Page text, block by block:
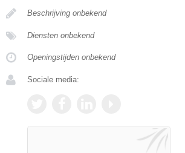
Beschrijving onbekend
Diensten onbekend
Openingstijden onbekend
Sociale media: